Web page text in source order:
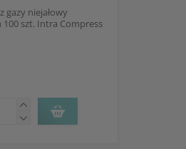
gazy niejałowy
100 szt. Intra Compress